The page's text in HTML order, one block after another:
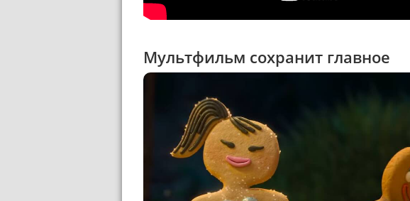
Мультфильм сохранит главное